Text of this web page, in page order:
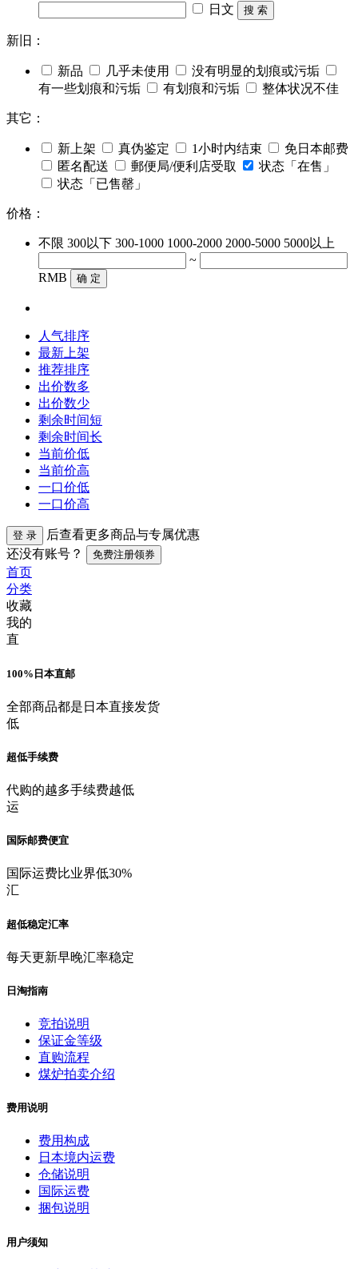
日文
搜 索
新旧：
新品 几乎未使用
没有明显的划痕或污垢
有一些划痕和污垢
有划痕和污垢 整体状况不佳
其它：
新上架 真伪鉴定 1小时内结束
免日本邮费
匿名配送
郵便局/便利店受取
状态「在售」
状态「已售罄」
价格：
不限 300以下 300-1000 1000-2000 2000-5000 5000以上
~
RMB
确 定
人气排序
最新上架
推荐排序
出价数多
出价数少
剩余时间短
剩余时间长
当前价低
当前价高
一口价低
一口价高
登 录
后查看更多商品与专属优惠
还没有账号？
免费注册领券
首页
分类
收藏
我的
直
100%日本直邮
全部商品都是日本直接发货
低
超低手续费
代购的越多手续费越低
运
国际邮费便宜
国际运费比业界低30%
汇
超低稳定汇率
每天更新早晚汇率稳定
日淘指南
竞拍说明
保证金等级
直购流程
煤炉拍卖介绍
费用说明
费用构成
日本境内运费
仓储说明
国际运费
捆包说明
用户须知